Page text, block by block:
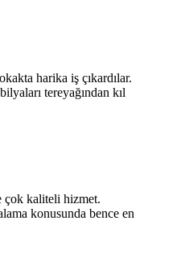
harika iş çıkardılar.
tereyağından kıl
çok kaliteli hizmet.
konusunda bence en